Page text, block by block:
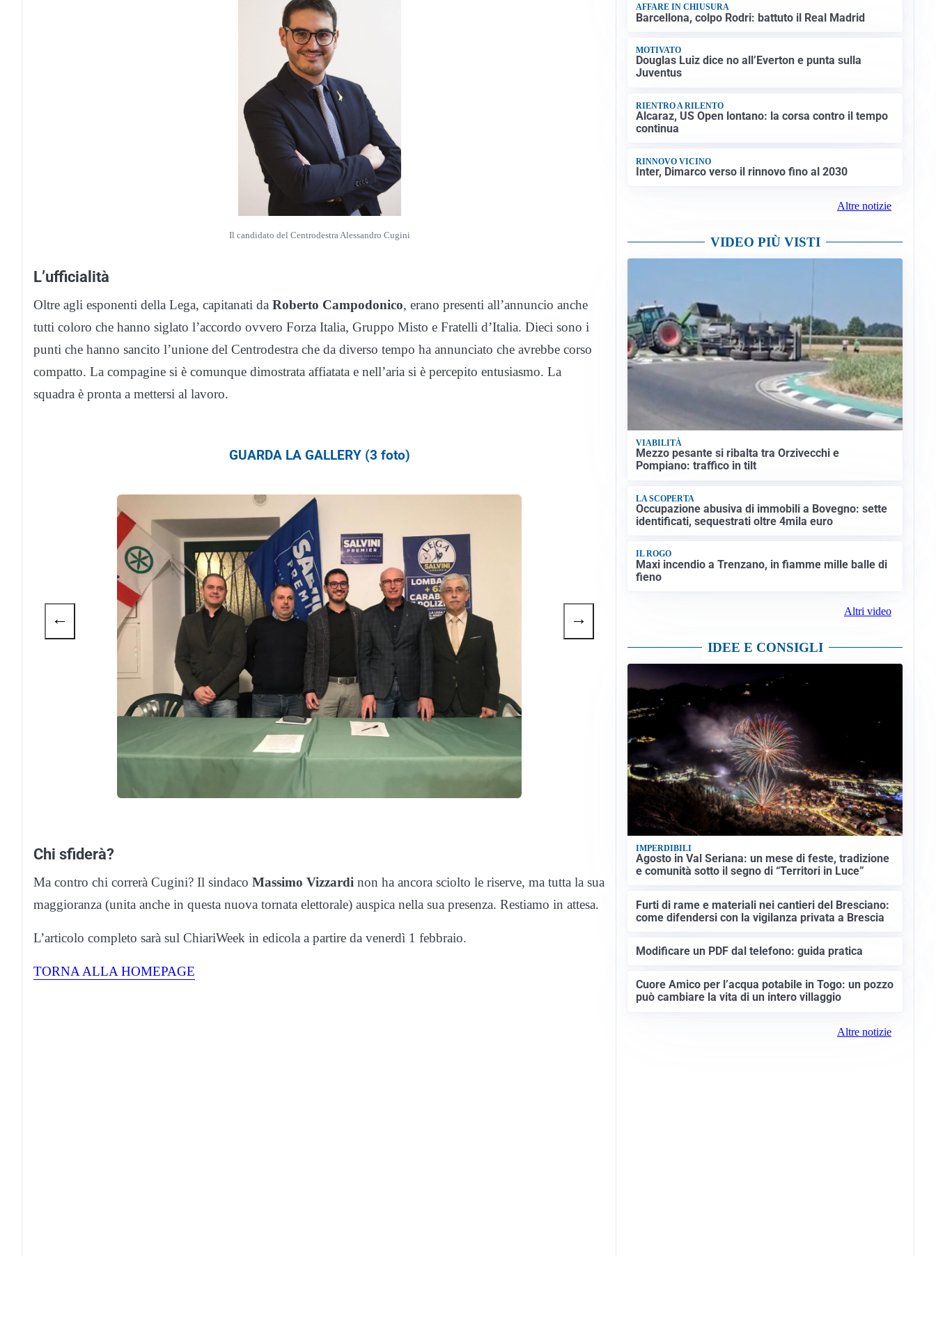
Il candidato del Centrodestra Alessandro Cugini
L’ufficialità
Oltre agli esponenti della Lega, capitanati da Roberto Campodonico, erano presenti all’annuncio anche
tutti coloro che hanno siglato l’accordo ovvero Forza Italia, Gruppo Misto e Fratelli d’Italia. Dieci sono i
punti che hanno sancito l’unione del Centrodestra che da diverso tempo ha annunciato che avrebbe corso
compatto. La compagine si è comunque dimostrata affiatata e nell’aria si è percepito entusiasmo. La
squadra è pronta a mettersi al lavoro.
GUARDA LA GALLERY (3 foto)
← →
Chi sfiderà?
Ma contro chi correrà Cugini? Il sindaco Massimo Vizzardi non ha ancora sciolto le riserve, ma tutta la sua
maggioranza (unita anche in questa nuova tornata elettorale) auspica nella sua presenza. Restiamo in attesa.
L’articolo completo sarà sul ChiariWeek in edicola a partire da venerdì 1 febbraio.
TORNA ALLA HOMEPAGE
AFFARE IN CHIUSURA
Barcellona, colpo Rodri: battuto il Real Madrid
MOTIVATO
Douglas Luiz dice no all’Everton e punta sulla
Juventus
RIENTRO A RILENTO
Alcaraz, US Open lontano: la corsa contro il tempo
continua
RINNOVO VICINO
Inter, Dimarco verso il rinnovo fino al 2030
Altre notizie
VIDEO PIÙ VISTI
VIABILITÀ
Mezzo pesante si ribalta tra Orzivecchi e
Pompiano: traffico in tilt
LA SCOPERTA
Occupazione abusiva di immobili a Bovegno: sette
identificati, sequestrati oltre 4mila euro
IL ROGO
Maxi incendio a Trenzano, in fiamme mille balle di
fieno
Altri video
IDEE E CONSIGLI
IMPERDIBILI
Agosto in Val Seriana: un mese di feste, tradizione
e comunità sotto il segno di “Territori in Luce”
Furti di rame e materiali nei cantieri del Bresciano:
come difendersi con la vigilanza privata a Brescia
Modificare un PDF dal telefono: guida pratica
Cuore Amico per l’acqua potabile in Togo: un pozzo
può cambiare la vita di un intero villaggio
Altre notizie